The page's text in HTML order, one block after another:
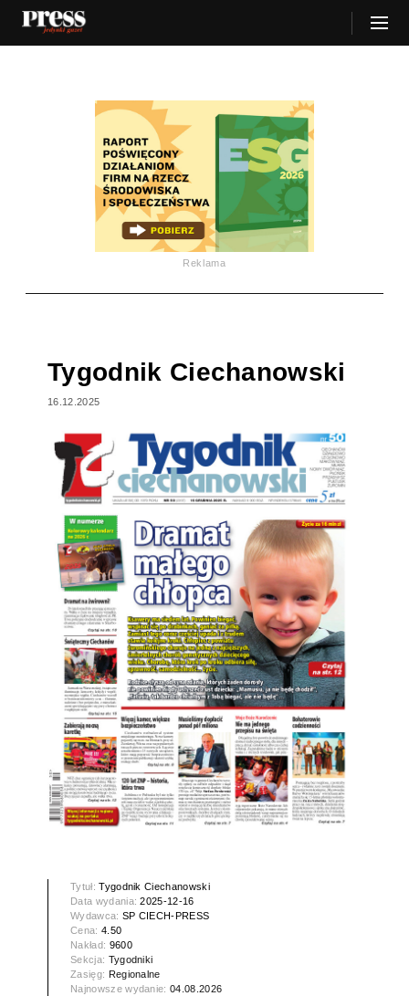
Reklama
Tygodnik Ciechanowski
16.12.2025
Tytuł:Tygodnik Ciechanowski
Data wydania:2025-12-16
Wydawca: SP CIECH-PRESS
Cena: 4.50
Nakład: 9600
Sekcja: Tygodniki
Zasięg: Regionalne
Najnowsze wydanie:04.08.2026